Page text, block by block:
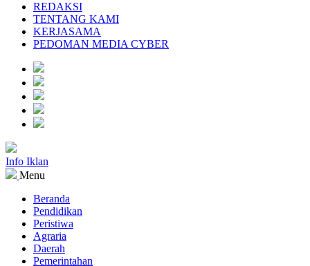
REDAKSI
TENTANG KAMI
KERJASAMA
PEDOMAN MEDIA CYBER
Info Iklan
Menu
Beranda
Pendidikan
Peristiwa
Agraria
Daerah
Pemerintahan